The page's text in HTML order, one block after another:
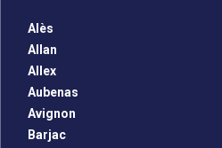
Alès
Allan
Allex
Aubenas
Avignon
Barjac